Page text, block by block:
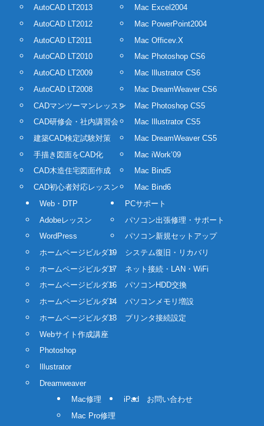
AutoCAD LT2013
AutoCAD LT2012
AutoCAD LT2011
AutoCAD LT2010
AutoCAD LT2009
AutoCAD LT2008
CADマンツーマンレッスン
CAD研修会・社内講習会
建築CAD検定試験対策
手描き図面をCAD化
CAD木造住宅図面作成
CAD初心者対応レッスン
Mac Excel2004
Mac PowerPoint2004
Mac Officev.X
Mac Photoshop CS6
Mac Illustrator CS6
Mac DreamWeaver CS6
Mac Photoshop CS5
Mac Illustrator CS5
Mac DreamWeaver CS5
Mac iWork’09
Mac Bind5
Mac Bind6
Web・DTP
Adobeレッスン
WordPress
ホームページビルダ19
ホームページビルダ17
ホームページビルダ16
ホームページビルダ14
ホームページビルダ13
Webサイト作成講座
Photoshop
Illustrator
Dreamweaver
PCサポート
パソコン出張修理・サポート
パソコン新規セットアップ
システム復旧・リカバリ
ネット接続・LAN・WiFi
パソコンHDD交換
パソコンメモリ増設
プリンタ接続設定
Mac修理
Mac Pro修理
iPad お問い合わせ